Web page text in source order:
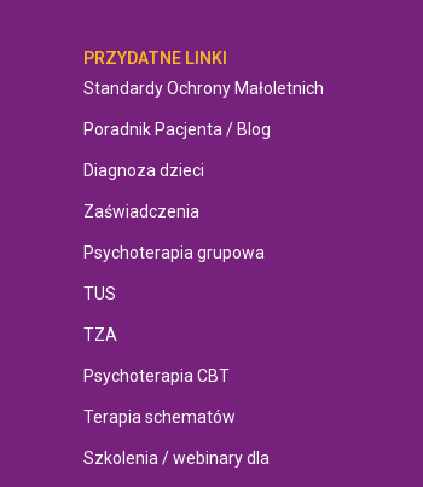
PRZYDATNE LINKI
Standardy Ochrony Małoletnich
Poradnik Pacjenta / Blog
Diagnoza dzieci
Zaświadczenia
Psychoterapia grupowa
TUS
TZA
Psychoterapia CBT
Terapia schematów
Szkolenia / webinary dla